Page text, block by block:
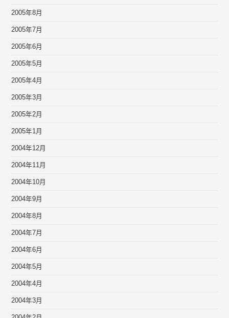
2005年8月
2005年7月
2005年6月
2005年5月
2005年4月
2005年3月
2005年2月
2005年1月
2004年12月
2004年11月
2004年10月
2004年9月
2004年8月
2004年7月
2004年6月
2004年5月
2004年4月
2004年3月